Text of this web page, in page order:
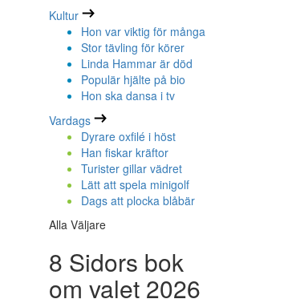
Kultur
Hon var viktig för många
Stor tävling för körer
Linda Hammar är död
Populär hjälte på bio
Hon ska dansa i tv
Vardags
Dyrare oxfilé i höst
Han fiskar kräftor
Turister gillar vädret
Lätt att spela minigolf
Dags att plocka blåbär
Alla Väljare
8 Sidors bok
om valet 2026